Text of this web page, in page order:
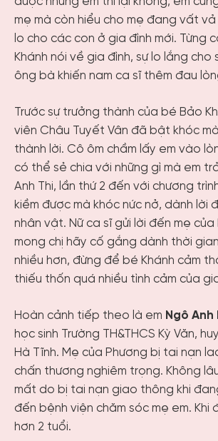
mẹ mà còn hiểu cho mẹ đang vất vả
lo cho các con ở gia đình mới. Từng
Khánh nói về gia đình, sự lo lắng cho
ông bà khiến nam ca sĩ thêm đau
Trước sự trưởng thành của bé Bảo
viên Châu Tuyết Vân đã bật khóc
thành lời. Cô ôm chầm lấy em vào
có thể sẻ chia với những gì mà em
Anh Thi, lần thứ 2 đến với chương
kiềm được mà khóc nức nở, dành lời
nhân vật. Nữ ca sĩ gửi lời đến mẹ của
mong chị hãy cố gắng dành thời
nhiều hơn, đừng để bé Khánh cảm
thiếu thốn quá nhiều tình cảm của
Hoàn cảnh tiếp theo là em Ngô Anh
học sinh Trường TH&THCS Kỳ Văn,
Hà Tĩnh. Mẹ của Phương bị tai nạn
chấn thương nghiêm trọng. Không
mất do bị tai nạn giao thông khi
đến bệnh viện chăm sóc mẹ em. Khi
hơn 2 tuổi.